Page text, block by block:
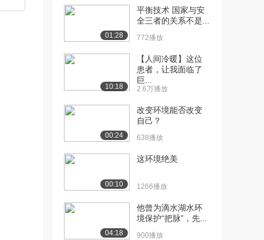
05.2Z1010002Z1010...
2430播放
12:36
[11]
05.2Z1010002Z1010...
1861播放
12:34
[12]
06.2Z1010002Z1010...
10:44
[13]
[14] 07第一章-施工组织设
10:18
01:28
平衡技术 国家与安
全三者的关系不是...
772播放
10:18
【人间冷暖】这位
患者，让我面临了
巨...
2.6万播放
00:24
改变环境能否改变
自己？
638播放
00:10
这环境绝美
1266播放
04:18
他曾为滴水湖水环
境保护“把脉”，先...
900播放